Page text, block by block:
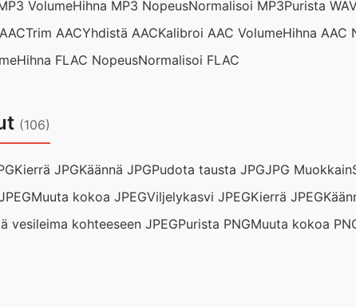
VolumeHihna MP3 NopeusNormalisoi MP3Purista
Trim AACYhdistä AACKalibroi AAC VolumeHihna AAC
Hihna FLAC NopeusNormalisoi FLAC
(106)
Kierrä JPGKäännä JPGPudota tausta JPGJPG Muokkain
Muuta kokoa JPEGViljelykasvi JPEGKierrä JPEG
vesileima kohteeseen JPEGPurista PNGMuuta kokoa